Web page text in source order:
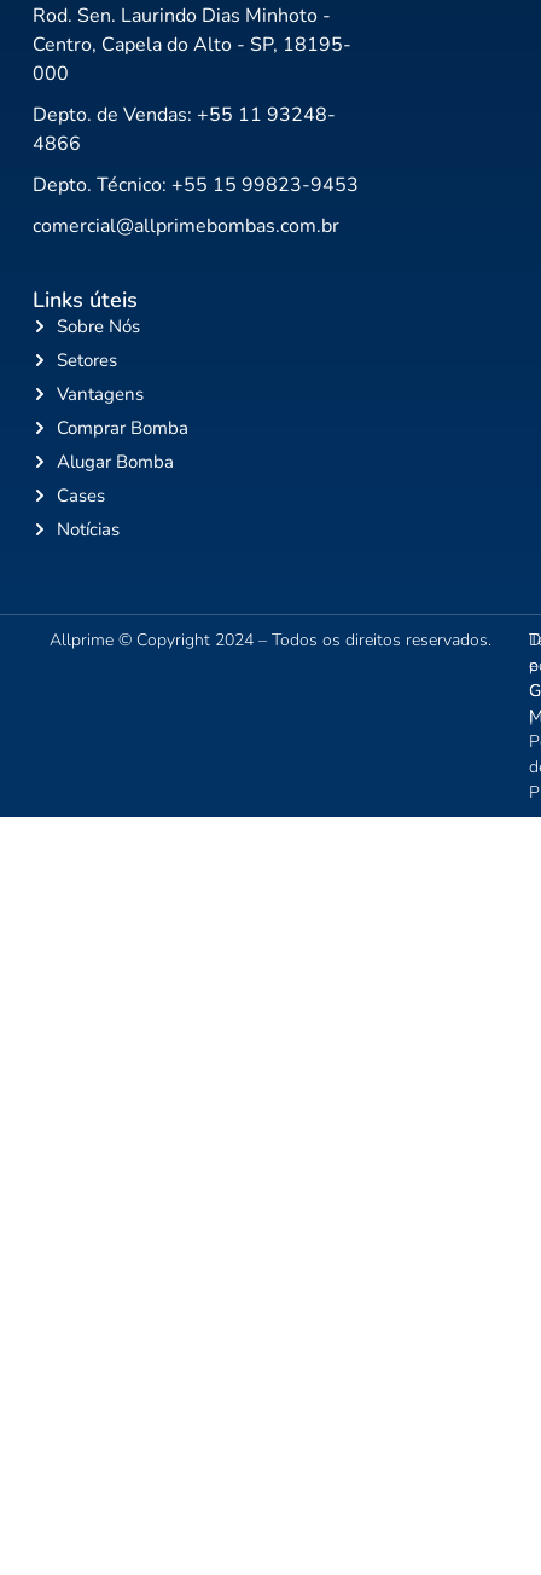
Links úteis
Sobre Nós
Setores
Vantagens
Comprar Bomba
Alugar Bomba
Cases
Notícias
Rod. Sen. Laurindo Dias Minhoto -
Centro, Capela do Alto - SP, 18195-
000
Depto. de Vendas: +55 11 93248-
4866
Depto. Técnico: +55 15 99823-9453
comercial@allprimebombas.com.br
Allprime © Copyright 2024 – Todos os direitos reservados.
e
|